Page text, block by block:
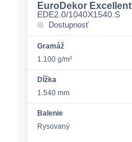
EuroDekor Excellent
EDE2.0/1040X1540.S
Dostupnosť
Gramáž
1.100 g/m²
Dĺžka
1.540 mm
Balenie
Rysovaný